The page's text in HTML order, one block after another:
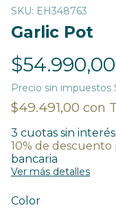
SKU: EH348763
Garlic Pot
$54.990,00
Precio sin impuestos
$49.491,00 con
3 cuotas sin
10% de descuento
bancaria
Ver más detalles
Color